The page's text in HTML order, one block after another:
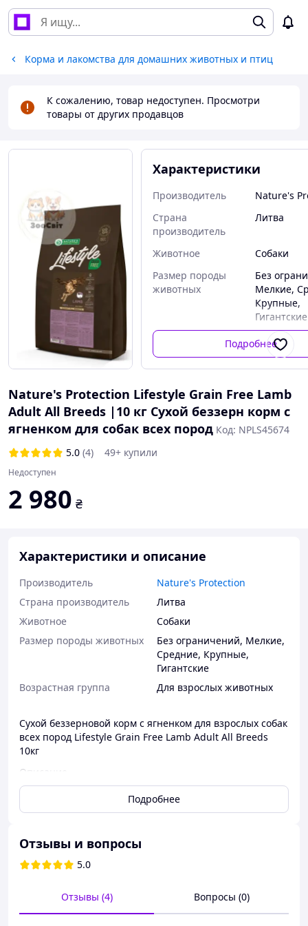
Корма и лакомства для домашних животных и птиц
К сожалению, товар недоступен. Просмотри
товары от других продавцов
Характеристики
Производитель
Nature's
Страна
производитель
Литва
Животное
Собаки
Размер породы
животных
Без
Мелкие,
Крупные,
Гигантские
Возрастная группа
Для
животных
Подробнее
Nature's Protection Lifestyle Grain Free Lamb
Adult All Breeds |10 кг Сухой беззерн корм с
ягненком для собак всех пород Код: NPLS45674
5.0 (4) 49+ купили
Недоступен
2 980 ₴
Характеристики и описание
Производитель
Nature's Protection
Страна производитель
Литва
Животное
Собаки
Размер породы животных
Без ограничений, Мелкие,
Средние, Крупные,
Гигантские
Возрастная группа
Для взрослых животных
Сухой беззерновой корм с ягненком для взрослых собак
всех пород Lifestyle Grain Free Lamb Adult All Breeds
10кг
Описание
Диета, содержащая ингредиенты без глютена,
помогает избежать расстройств
Полнорационный корм, созданный из
тщательно отобранных ингредиентов высокого
незначительными и твердыми;
Мясо ягненка чрезвычайно легко усваивается и
Подробнее
Отзывы и вопросы
5.0
Отзывы (4) Вопросы (0)